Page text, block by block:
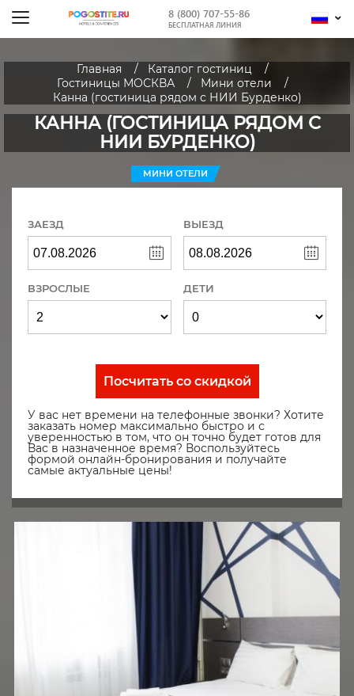
8 (800) 707-55-86
БЕСПЛАТНАЯ ЛИНИЯ
Главная
Каталог гостиниц
Гостиницы МОСКВА
Мини отели
Канна (гостиница рядом с НИИ Бурденко)
КАННА (ГОСТИНИЦА РЯДОМ С
НИИ БУРДЕНКО)
МИНИ ОТЕЛИ
ЗАЕЗД ВЫЕЗД
ВЗРОСЛЫЕ ДЕТИ
Посчитать со скидкой
У вас нет времени на телефонные звонки? Хотите
заказать номер максимально быстро и с
уверенностью в том, что он точно будет готов для
Вас в назначенное время? Воспользуйтесь
формой онлайн-бронирования и получайте
самые актуальные цены!